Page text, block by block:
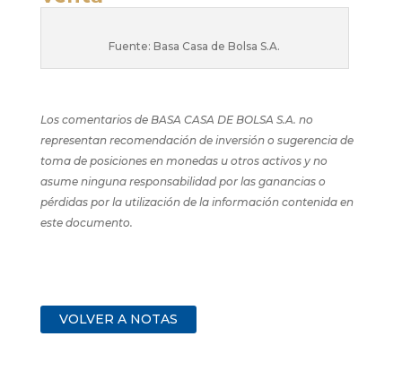
Fuente: Basa Casa de Bolsa S.A.
Los comentarios de BASA CASA DE BOLSA S.A. no
representan recomendación de inversión o sugerencia de
toma de posiciones en monedas u otros activos y no
asume ninguna responsabilidad por las ganancias o
pérdidas por la utilización de la información contenida en
este documento.
VOLVER A NOTAS